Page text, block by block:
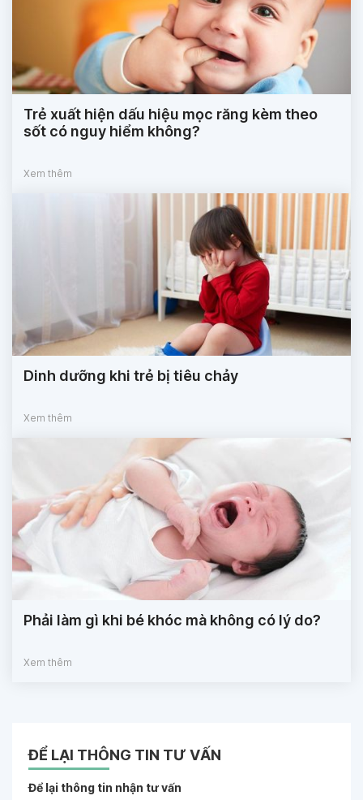
Trẻ xuất hiện dấu hiệu mọc răng kèm theo
sốt có nguy hiểm không?
Xem thêm
Dinh dưỡng khi trẻ bị tiêu chảy
Xem thêm
Phải làm gì khi bé khóc mà không có lý do?
Xem thêm
ĐỂ LẠI THÔNG TIN TƯ VẤN
Để lại thông tin nhận tư vấn